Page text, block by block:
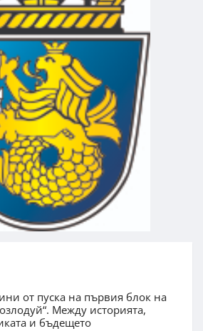
от пуска на първия блок на
Между историята,
и бъдещето